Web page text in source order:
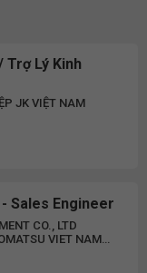
Trợ Lý Kinh
JK VIỆT NAM
Sales Engineer
CO., LTD
VIET NAM